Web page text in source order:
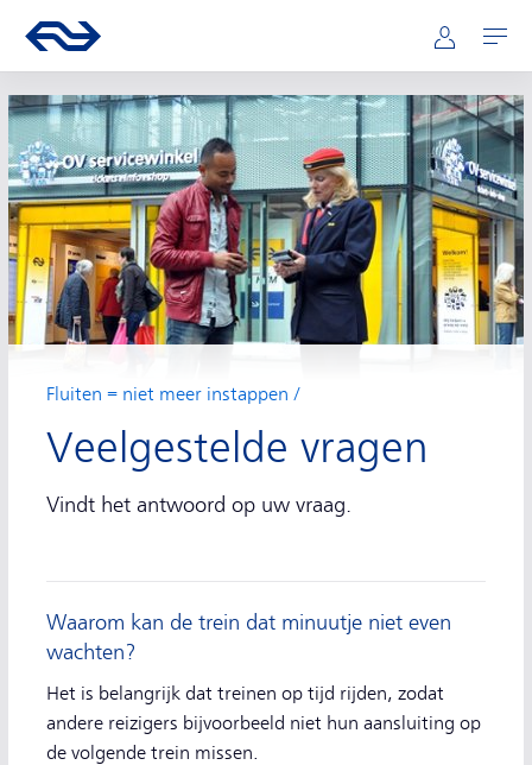
Hoofdnavigatie
Ga naar de homepage van ns.nl Mijn NS
Openen
Fluiten = niet meer instappen
Veelgestelde vragen
Vindt het antwoord op uw vraag.
Waarom kan de trein dat minuutje niet even
wachten?
Het is belangrijk dat treinen op tijd rijden, zodat
andere reizigers bijvoorbeeld niet hun aansluiting op
de volgende trein missen.